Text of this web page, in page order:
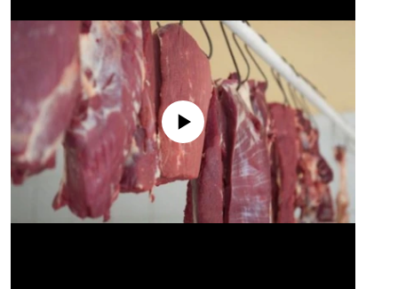
No media source currently available